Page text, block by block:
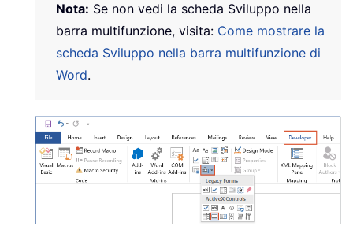
Nota: Se non vedi la scheda Sviluppo nella
barra multifunzione, visita: Come mostrare la
scheda Sviluppo nella barra multifunzione di
Word.